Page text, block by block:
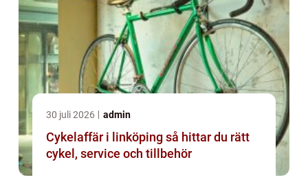
30 juli 2026 admin
Cykelaffär i linköping så hittar du rätt
cykel, service och tillbehör